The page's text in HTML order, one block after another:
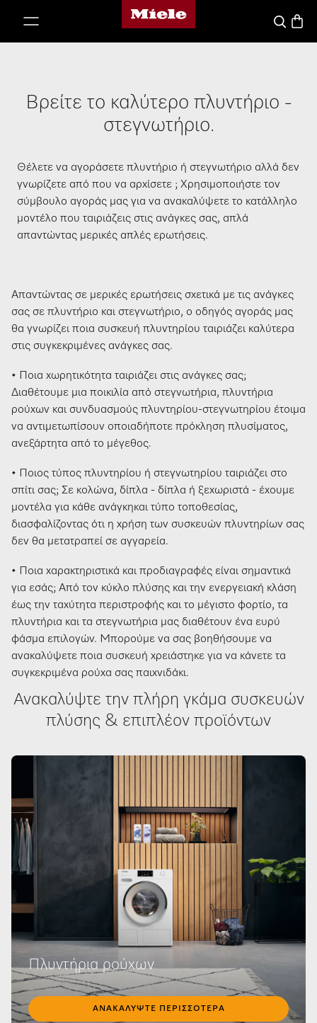
Αρχική σελίδα της Miele
Bρείτε τo καλύτερο πλυντήριο -
στεγνωτήριο.
Θέλετε να αγοράσετε πλυντήριο ή στεγνωτήριο αλλά δεν
γνωρίζετε από που να αρχίσετε ; Χρησιμοποιήστε τον
σύμβουλο αγοράς μας για να ανακαλύψετε το κατάλληλο
μοντέλο που ταιριάζεις στις ανάγκες σας, απλά
απαντώντας μερικές απλές ερωτήσεις.
Απαντώντας σε μερικές ερωτήσεις σχετικά με τις ανάγκες
σας σε πλυντήριο και στεγνωτήριο, ο οδηγός αγοράς μας
θα γνωρίζει ποια συσκευή πλυντηρίου ταιριάζει καλύτερα
στις συγκεκριμένες ανάγκες σας.
• Ποια χωρητικότητα ταιριάζει στις ανάγκες σας;
Διαθέτουμε μια ποικιλία από στεγνωτήρια, πλυντήρια
ρούχων και συνδυασμούς πλυντηρίου-στεγνωτηρίου έτοιμα
να αντιμετωπίσουν οποιαδήποτε πρόκληση πλυσίματος,
ανεξάρτητα από το μέγεθος.
• Ποιος τύπος πλυντηρίου ή στεγνωτηρίου ταιριάζει στο
σπίτι σας; Σε κολώνα, δίπλα - δίπλα ή ξεχωριστά - έχουμε
μοντέλα για κάθε ανάγκηκαι τύπο τοποθεσίας,
διασφαλίζοντας ότι η χρήση των συσκευών πλυντηρίων σας
δεν θα μετατραπεί σε αγγαρεία.
• Ποια χαρακτηριστικά και προδιαγραφές είναι σημαντικά
για εσάς; Από τον κύκλο πλύσης και την ενεργειακή κλάση
έως την ταχύτητα περιστροφής και το μέγιστο φορτίο, τα
πλυντήρια και τα στεγνωτήρια μας διαθέτουν ένα ευρύ
φάσμα επιλογών. Μπορούμε να σας βοηθήσουμε να
ανακαλύψετε ποια συσκευή χρειάστηκε για να κάνετε τα
συγκεκριμένα ρούχα σας παιχνιδάκι.
Ανακαλύψτε την πλήρη γκάμα συσκευών
πλύσης & επιπλέον προϊόντων
Πλυντήρια ρούχων
ΑΝΑΚΑΛΎΨΤΕ ΠΕΡΙΣΣΌΤΕΡΑ